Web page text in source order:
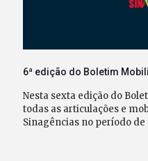
6ª edição do Boletim
Nesta sexta edição do
todas as articulações e
Sinagências no período de